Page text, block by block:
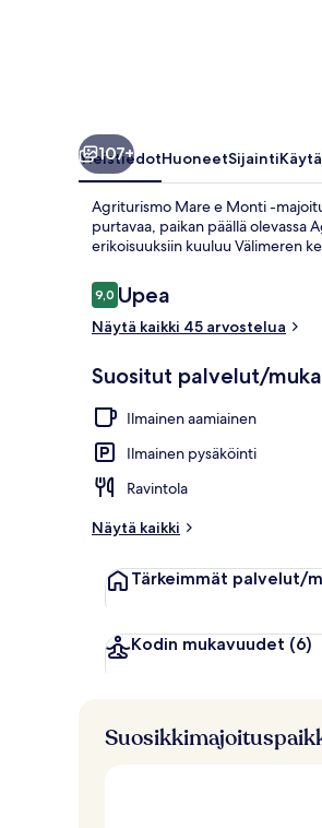
107+
YleistiedotHuoneetSijainti
Agriturismo Mare e Monti -
purtavaa, paikan päällä olevassa
erikoisuuksiin kuuluu Välimeren
Arvostelut
9,09,0 kautta 10.
Upea
Näytä kaikki 45 arvostelua
Suositut palvelut/
Ilmainen aamiainen
Ilmainen pysäköinti
Ravintola
Näytä kaikki
Tärkeimmät palvelut/
Kodin mukavuudet (6)